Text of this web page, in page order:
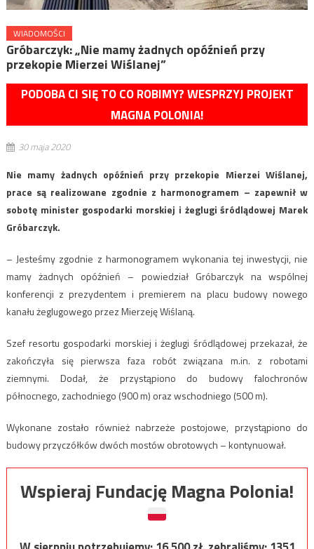
WIADOMOŚCI
Gróbarczyk: „Nie mamy żadnych opóźnień przy
przekopie Mierzei Wiślanej”
PODOBA CI SIĘ TO CO ROBIMY? WESPRZYJ PROJEKT
MAGNA POLONIA!
30 maja 2020
Nie mamy żadnych opóźnień przy przekopie Mierzei Wiślanej,
prace są realizowane zgodnie z harmonogramem – zapewnił w
sobotę minister gospodarki morskiej i żeglugi śródlądowej Marek
Gróbarczyk.
– Jesteśmy zgodnie z harmonogramem wykonania tej inwestycji, nie
mamy żadnych opóźnień – powiedział Gróbarczyk na wspólnej
konferencji z prezydentem i premierem na placu budowy nowego
kanału żeglugowego przez Mierzeję Wiślaną.
Szef resortu gospodarki morskiej i żeglugi śródlądowej przekazał, że
zakończyła się pierwsza faza robót związana m.in. z robotami
ziemnymi. Dodał, że przystąpiono do budowy falochronów
północnego, zachodniego (900 m) oraz wschodniego (500 m).
Wykonane zostało również nabrzeże postojowe, przystąpiono do
budowy przyczółków dwóch mostów obrotowych – kontynuował.
Wspieraj Fundację Magna Polonia!